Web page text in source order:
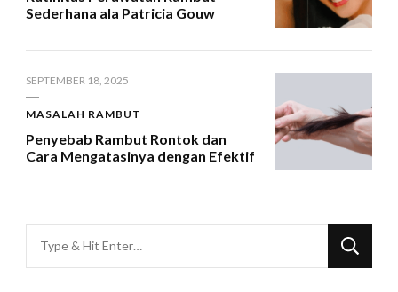
Sederhana ala Patricia Gouw
SEPTEMBER 18, 2025
MASALAH RAMBUT
Penyebab Rambut Rontok dan
Cara Mengatasinya dengan Efektif
for